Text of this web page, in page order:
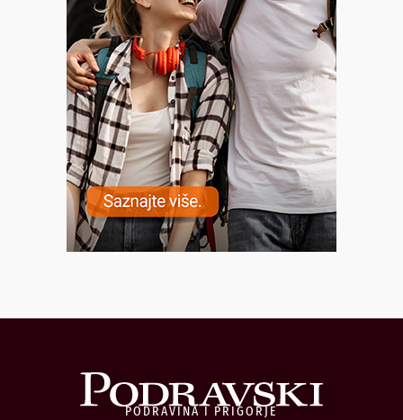
PODRAVINA I PRIGORJE